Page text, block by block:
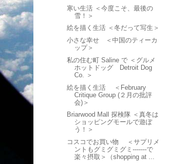
寒い生活 ＜今度こそ、最後の
雪！＞
絵を描く生活 ＜冬だって写生＞
小さな幸せ ＜中国のティーカ
ップ＞
私の住む町 Saline で ＜グルメ
ホットドッグ Detroit Dog
Co. ＞
絵を描く生活 ＜February
Critique Group (２月の批評
会)＞
Briarwood Mall 探検隊 ＜真冬は
ショッピングモールで遊ぼ
う！＞
コスコでお買い物 ＜サプリメ
ントもグミグミグミ-------で
楽々摂取＞（shopping at ...